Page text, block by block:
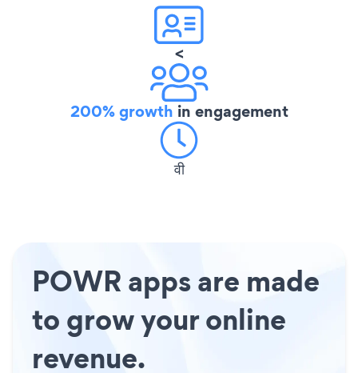
<
200% growth in engagement
वी
POWR apps are made
to grow your online
revenue.